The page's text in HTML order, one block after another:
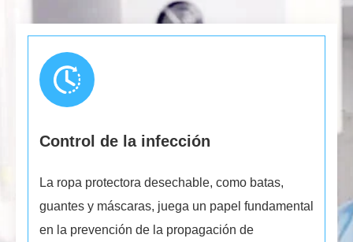
Control de la infección
La ropa protectora desechable, como batas,
guantes y máscaras, juega un papel fundamental
en la prevención de la propagación de